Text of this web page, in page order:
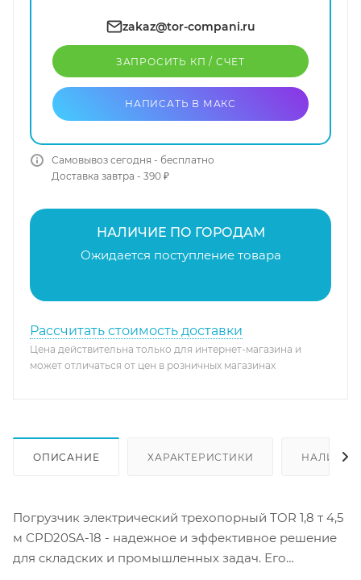
zakaz@tor-compani.ru
ЗАПРОСИТЬ КП / CЧЕТ
НАПИСАТЬ В МАКС
Самовывоз сегодня - бесплатно
Доставка завтра - 390 ₽
НАЛИЧИЕ ПО ГОРОДАМ
Ожидается поступление товара
Рассчитать стоимость доставки
Цена действительна только для интернет-магазина и
может отличаться от цен в розничных магазинах
ОПИСАНИЕ ХАРАКТЕРИСТИКИ
Погрузчик электрический трехопорный TOR 1,8 т 4,5
м CPD20SA-18 - надежное и эффективное решение
для складских и промышленных задач. Его